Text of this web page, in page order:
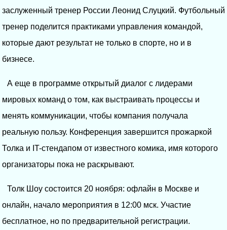
заслуженный тренер России Леонид Слуцкий. Футбольный
тренер поделится практиками управления командой,
которые дают результат не только в спорте, но и в
бизнесе.
А еще в программе открытый диалог с лидерами
мировых команд о том, как выстраивать процессы и
менять коммуникации, чтобы компания получала
реальную пользу. Конференция завершится прожаркой
Толка и IT-стендапом от известного комика, имя которого
организаторы пока не раскрывают.
Толк Шоу состоится 20 ноября: офлайн в Москве и
онлайн, начало мероприятия в 12:00 мск. Участие
бесплатное, но по предварительной регистрации.